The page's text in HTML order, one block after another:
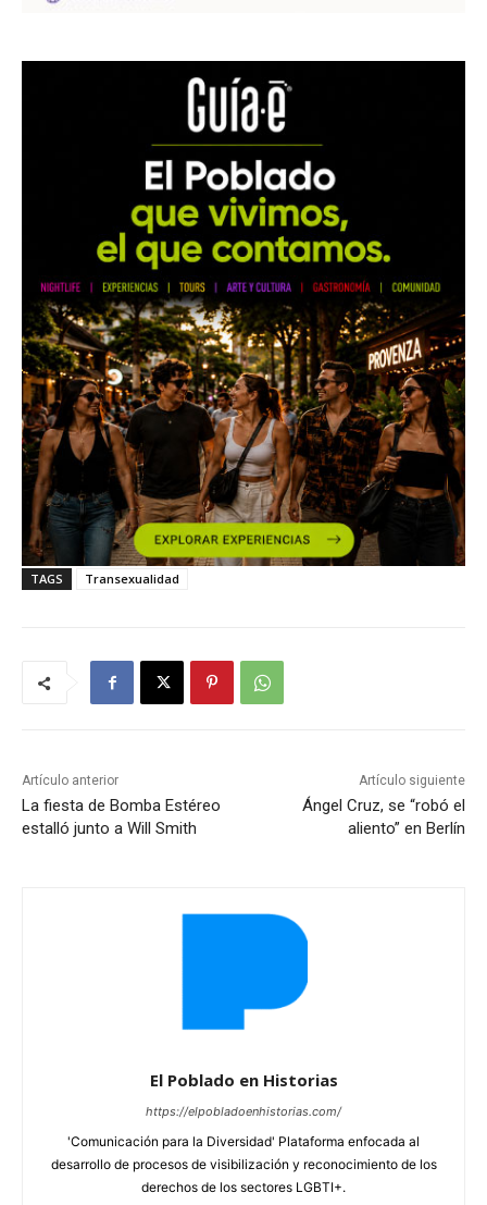
TAGS Transexualidad
Artículo anterior
La fiesta de Bomba Estéreo
estalló junto a Will Smith
Artículo siguiente
Ángel Cruz, se “robó el
aliento” en Berlín
El Poblado en Historias
https://elpobladoenhistorias.com/
'Comunicación para la Diversidad' Plataforma enfocada al
desarrollo de procesos de visibilización y reconocimiento de los
derechos de los sectores LGBTI+.